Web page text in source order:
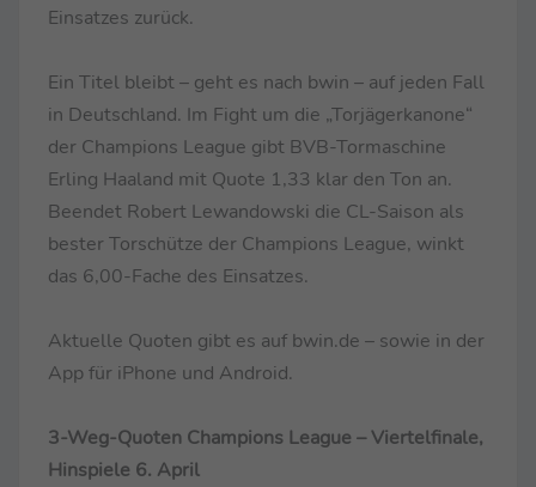
Einsatzes zurück.
Ein Titel bleibt – geht es nach bwin – auf jeden Fall
in Deutschland. Im Fight um die „Torjägerkanone“
der Champions League gibt BVB-Tormaschine
Erling Haaland mit Quote 1,33 klar den Ton an.
Beendet Robert Lewandowski die CL-Saison als
bester Torschütze der Champions League, winkt
das 6,00-Fache des Einsatzes.
Aktuelle Quoten gibt es auf bwin.de – sowie in der
App für iPhone und Android.
3-Weg-Quoten Champions League – Viertelfinale,
Hinspiele 6. April